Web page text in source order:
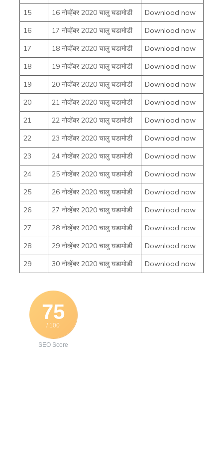
15
16 नोव्हेंबर 2020 चालु घडामोडी
Download now
16
17 नोव्हेंबर 2020 चालु घडामोडी
Download now
17
18 नोव्हेंबर 2020 चालु घडामोडी
Download now
18
19 नोव्हेंबर 2020 चालु घडामोडी
Download now
19
20 नोव्हेंबर 2020 चालु घडामोडी
Download now
20
21 नोव्हेंबर 2020 चालु घडामोडी
Download now
21
22 नोव्हेंबर 2020 चालु घडामोडी
Download now
22
23 नोव्हेंबर 2020 चालु घडामोडी
Download now
23
24 नोव्हेंबर 2020 चालु घडामोडी
Download now
24
25 नोव्हेंबर 2020 चालु घडामोडी
Download now
25
26 नोव्हेंबर 2020 चालु घडामोडी
Download now
26
27 नोव्हेंबर 2020 चालु घडामोडी
Download now
27
28 नोव्हेंबर 2020 चालु घडामोडी
Download now
28
29 नोव्हेंबर 2020 चालु घडामोडी
Download now
29
30 नोव्हेंबर 2020 चालु घडामोडी Download now
75
/ 100
SEO Score